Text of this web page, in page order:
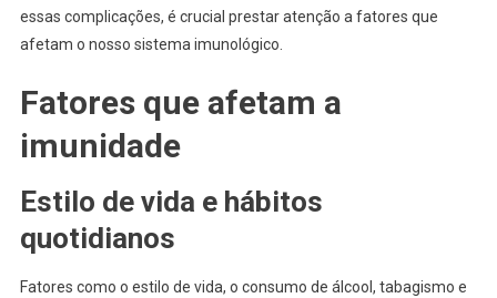
essas complicações, é crucial prestar atenção a fatores que
afetam o nosso sistema imunológico.
Fatores que afetam a
imunidade
Estilo de vida e hábitos
quotidianos
Fatores como o estilo de vida, o consumo de álcool, tabagismo e